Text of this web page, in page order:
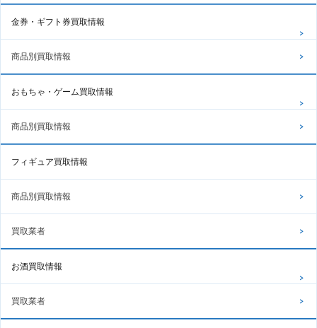
金券・ギフト券買取情報
商品別買取情報
おもちゃ・ゲーム買取情報
商品別買取情報
フィギュア買取情報
商品別買取情報
買取業者
お酒買取情報
買取業者